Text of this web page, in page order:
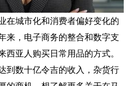
在城市化和消费者偏好变化的
来，电子商务的整合和数字支
西亚人购买日常用品的方式。
到数十亿令吉的收入，杂货行